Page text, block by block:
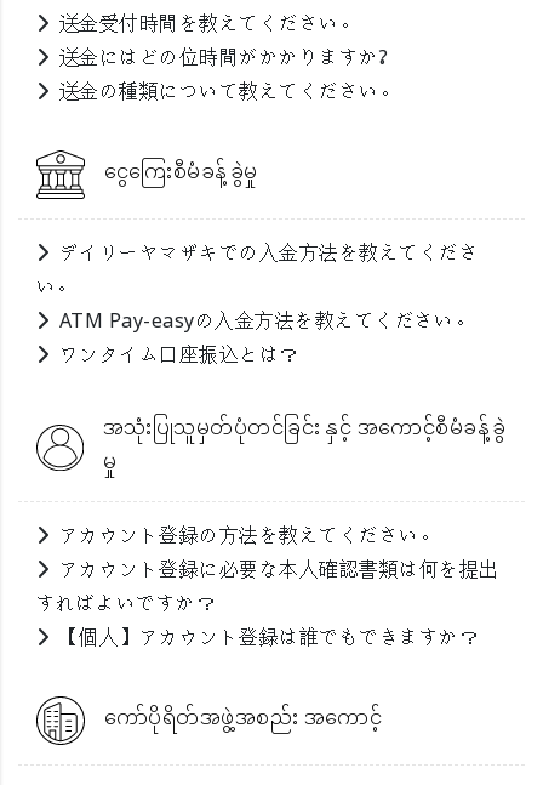
送金受付時間を教えてください。
送金にはどの位時間がかかりますか?
送金の種類について教えてください。
ငွေကြေးစီမံခန့်ခွဲမှု
デイリーヤマザキでの入金方法を教えてくださ
い。
ATM Pay-easyの入金方法を教えてください。
ワンタイム口座振込とは？
အသုံးပြုသူမှတ်ပုံတင်ခြင်း နှင့် အကောင့်စီမံခန့်ခွဲ
မှု
アカウント登録の方法を教えてください。
アカウント登録に必要な本人確認書類は何を提出
すればよいですか？
【個人】アカウント登録は誰でもできますか？
ကော်ပိုရိတ်အဖွဲ့အစည်း အကောင့်